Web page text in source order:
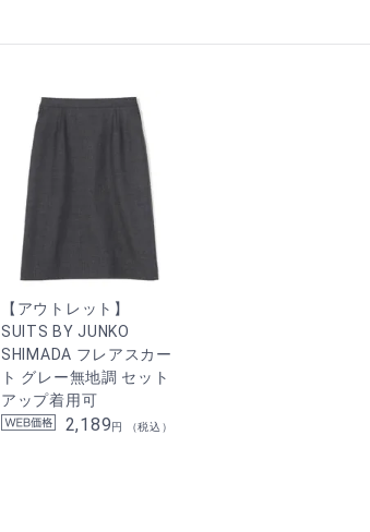
【アウトレット】
SUITS BY JUNKO
SHIMADA フレアスカー
ト グレー無地調 セット
アップ着用可
2,189円 （税込）